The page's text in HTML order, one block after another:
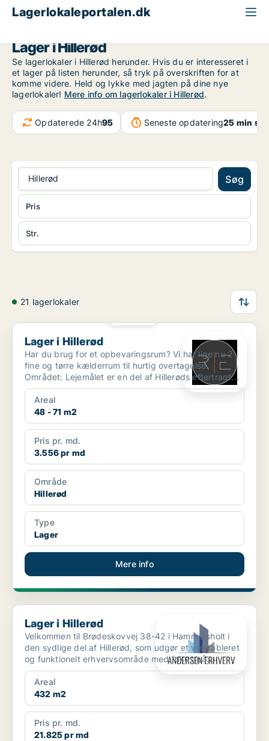
Lagerlokaleportalen.dk
Lager i Hillerød
Se lagerlokaler i Hillerød herunder. Hvis du er interesseret i
et lager på listen herunder, så tryk på overskriften for at
komme videre. Held og lykke med jagten på dine nye
lagerlokaler! Mere info om lagerlokaler i Hillerød.
Opdaterede 24h95 Seneste opdatering25 min
Hillerød Søg
Str.
Pris
21 lagerlokaler
Lager i Hillerød
Lager i Hillerød
Har du brug for et opbevaringsrum? Vi har lige nu 2
fine og tørre kælderrum til hurtig overtagelse.
Området: Lejemålet er en del af Hillerøds eftertragt...
Areal
48 - 71 m2
Pris pr. md.
3.556 pr md
Område
Hillerød
Type
Lager
Mere info
Lager i Hillerød
Lager i Hillerød
Velkommen til Brødeskovvej 38-42 i Hammersholt i
den sydlige del af Hillerød, som udgør et veletableret
og funktionelt erhvervsområde med fokus på
produktion...
Areal
432 m2
Pris pr. md.
21.825 pr md